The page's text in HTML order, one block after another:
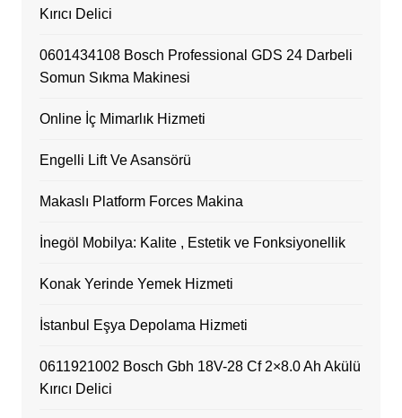
Kırıcı Delici
0601434108 Bosch Professional GDS 24 Darbeli
Somun Sıkma Makinesi
Online İç Mimarlık Hizmeti
Engelli Lift Ve Asansörü
Makaslı Platform Forces Makina
İnegöl Mobilya: Kalite , Estetik ve Fonksiyonellik
Konak Yerinde Yemek Hizmeti
İstanbul Eşya Depolama Hizmeti
0611921002 Bosch Gbh 18V-28 Cf 2×8.0 Ah Akülü
Kırıcı Delici